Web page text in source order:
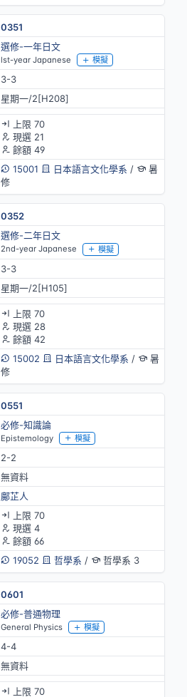
0351
選修-一年日文
lst-year Japanese 模擬
3-3
星期一/2[H208]
上限 70
現選 21
餘額 49
15001
日本語言文化學系 /
暑
修
0352
選修-二年日文
2nd-year Japanese 模擬
3-3
星期一/2[H105]
上限 70
現選 28
餘額 42
15002
日本語言文化學系 /
暑
修
0551
必修-知識論
Epistemology 模擬
2-2
無資料
鄺芷人
上限 70
現選 4
餘額 66
19052
哲學系 / 哲學系 3
0601
必修-普通物理
General Physics 模擬
4-4
無資料
上限 70